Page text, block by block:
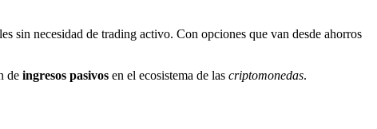
sin necesidad de trading activo. Con opciones que van desde ahorros
de ingresos pasivos en el ecosistema de las criptomonedas.